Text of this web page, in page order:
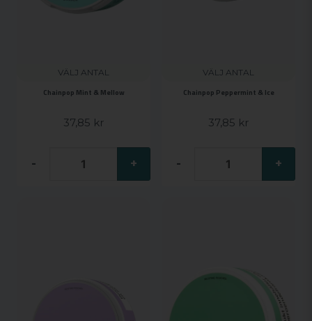
VÄLJ ANTAL
Chainpop Mint & Mellow
37,85 kr
- +
VÄLJ ANTAL
Chainpop Peppermint & Ice
37,85 kr
- +